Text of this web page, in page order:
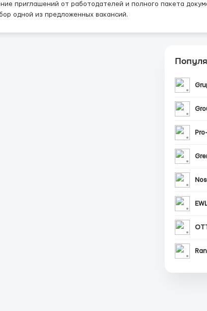
приглашений от работодателей и полного пакета
одной из предложенных вакансий.